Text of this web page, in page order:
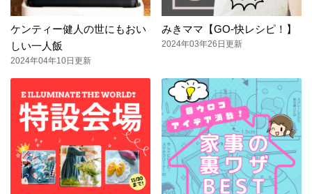
ケンティー健人の世にもおい
しい一人飯
2024年04年10日更新
みきママ【GO-快レシピ！】
2024年03年26日更新